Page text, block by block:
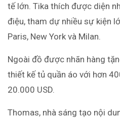
tế lớn. Tika thích được diện
điệu, tham dự nhiều sự kiện
Paris, New York và Milan.
Ngoài đồ được nhãn hàng
thiết kế tủ quần áo với hơn
20.000 USD.
Thomas, nhà sáng tạo nội